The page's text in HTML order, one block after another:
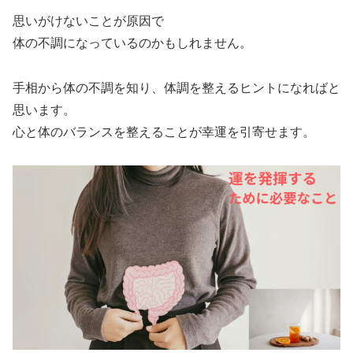
思いがけないことが原因で
体の不調になっているのかもしれません。
手相から体の不調を知り、体調を整えるヒントになればと
思います。
心と体のバランスを整えることが幸運を引寄せます。